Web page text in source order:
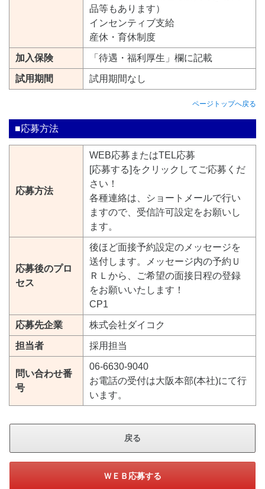
品等もあります）
インセンティブ支給
産休・育休制度
加入保険 「待遇・福利厚生」欄に記載
試用期間 試用期間なし
ページトップへ戻る
■応募方法
応募方法
WEB応募またはTEL応募
[応募する]をクリックしてご応募くだ
さい！
各種連絡は、ショートメールで行い
ますので、受信許可設定をお願いし
ます。
応募後のプロ
セス
後ほど面接予約設定のメッセージを
送付します。メッセージ内の予約Ｕ
ＲＬから、ご希望の面接日程の登録
をお願いいたします！
CP1
応募先企業 株式会社ダイコク
担当者 採用担当
問い合わせ番
号
06-6630-9040
お電話の受付は大阪本部(本社)にて行
います。
戻る
ＷＥＢ応募する